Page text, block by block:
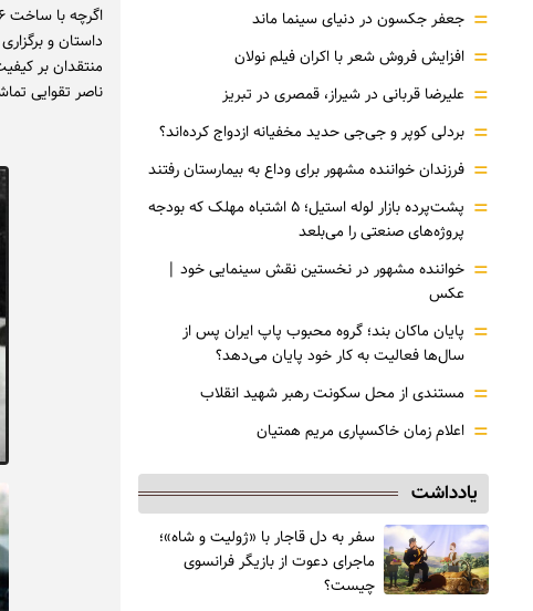
داستان و
منتقدان بر
ناصر تقوایی
= جعفر جکسون در دنیای سینما ماند
= افزایش فروش شعر با اکران فیلم نولان
= علیرضا قربانی در شیراز، قمصری در تبریز
= بردلی کوپر و جی‌جی حدید مخفیانه ازدواج کرده‌اند؟
= فرزندان خواننده مشهور برای وداع به بیمارستان رفتند
=
پشت‌پرده بازار لوله استیل؛ ۵ اشتباه مهلک که بودجه
پروژه‌های صنعتی را می‌بلعد
= خواننده مشهور در نخستین نقش سینمایی خود |‌
عکس
= پایان ماکان بند؛ گروه محبوب پاپ ایران پس از
سال‌ها فعالیت به کار خود پایان می‌دهد؟
= مستندی از محل سکونت رهبر شهید انقلاب
= اعلام زمان خاکسپاری مریم همتیان
یادداشت
سفر به دل قاجار با «ژولیت و شاه»؛
ماجرای دعوت از ‌بازیگر فرانسوی
چیست؟